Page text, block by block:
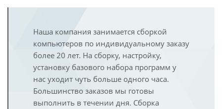
Наша компания занимается сборкой
компьютеров по индивидуальному заказу
более 20 лет. На сборку, настройку,
установку базового набора программ у
нас уходит чуть больше одного часа.
Большинство заказов мы готовы
выполнить в течении дня. Сборка